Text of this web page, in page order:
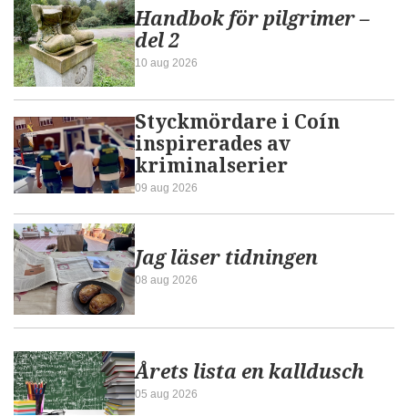
Handbok för pilgrimer –
del 2
10 aug 2026
Styckmördare i Coín
inspirerades av
kriminalserier
09 aug 2026
Jag läser tidningen
08 aug 2026
Årets lista en kalldusch
05 aug 2026